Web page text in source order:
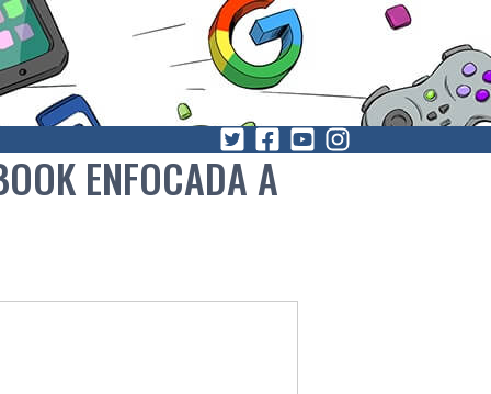
ENFOCADA A